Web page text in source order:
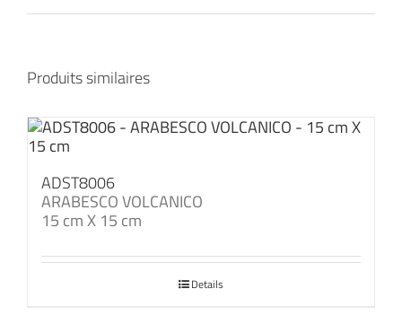
Produits similaires
ADST8006
ARABESCO VOLCANICO
15 cm X 15 cm
Details